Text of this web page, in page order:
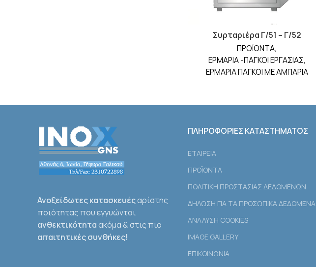
Συρταριέρα Γ/51 – Γ/52
ΠΡΟΪΟΝΤΑ,
ΕΡΜΑΡΙΑ -ΠΑΓΚΟΙ ΕΡΓΑΣΙΑΣ,
ΕΡΜΑΡΙΑ ΠΑΓΚΟΙ ΜΕ ΑΜΠΑΡΙΑ
Ανοξείδωτες κατασκευέςαρίστης
ποιότητας που εγγυώνται
ανθεκτικότηταακόμα & στις πιο
απαιτητικές συνθήκες!
ΠΛΗΡΟΦΟΡΙΕΣ ΚΑΤΑΣΤΗΜΑΤΟΣ
ΕΤΑΙΡEΙΑ
ΠΡΟΪΟΝΤΑ
ΠΟΛΙΤΙΚΗ ΠΡΟΣΤΑΣΙΑΣ ΔΕΔΟΜΕΝΩΝ
ΔΗΛΩΣΗ ΓΙΑ ΤΑ ΠΡΟΣΩΠΙΚΑ ΔΕΔΟΜΕΝΑ
ΑΝΑΛΥΣΗ COOKIES
IMAGE GALLERY
ΕΠΙΚΟΙΝΩΝΙΑ